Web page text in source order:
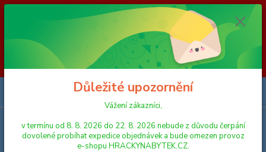
Vážení zákazníci, v termínu od 8. 8. 2026 do 23. 8. 2026 nebude z
důvodu čerpání dovolené probíhat expedice objednávek a bude omezen
provoz e-shopu HRACKYNABYTEK.CZ. Objednávky přijaté, nebo
uhrazené do čtvrtka 6. 8. 2026 budou expedovány v pátek 7. 8. 2026.
Objednávky přijaté, nebo uhrazené od pátku 7. 8. 2026 do neděle 23. 8.
2026 budou postupně expedovány od pondělí 24. 8. 2026. Děkujeme za
pochopení HRACKYNABYTEK.CZ
Důležité upozornění
Vážení zákazníci,
v termínu od 8. 8. 2026 do 22. 8. 2026 nebude z důvodu čerpání
dovolené probíhat expedice objednávek a bude omezen provoz
e-shopu HRACKYNABYTEK.CZ.